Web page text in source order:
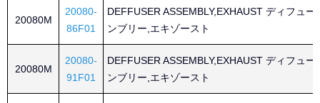
20080M
20080-
86F01
DEFFUSER ASSEMBLY,EXHAUST ディフュー
ンブリー,エキゾースト
20080M
20080-
91F01
DEFFUSER ASSEMBLY,EXHAUST ディフュー
ンブリー,エキゾースト